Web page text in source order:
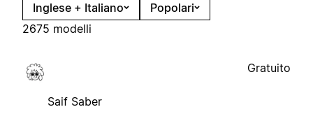
Inglese + Italiano
Popolari
2675 modelli
Saif Saber
Gratuito